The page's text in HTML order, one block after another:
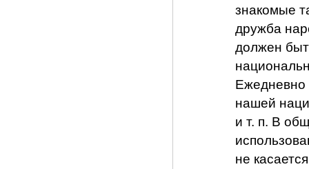
знакомые
дружба
должен
Ежедневно
нашей
и т. п. В
не